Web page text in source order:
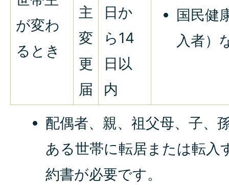
が変わ
るとき
主
変
更
届
日か
ら14
日以
内
国民健
入者）
配偶者、親、祖父母、子、
ある世帯に転居または転入
約書が必要です。